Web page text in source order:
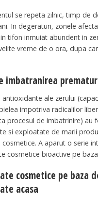
se repeta zilnic, timp de
In degeraturi, zonele
tifon inmuiat abundent in
vreme de o ora, dupa
imbatranirea
antioxidante ale zerului
impotriva radicalilor
procesul de imbatrinire) au
si exploatate de marii
A aparut o serie
cosmetice bioactive pe
cosmetice pe baza
acasa